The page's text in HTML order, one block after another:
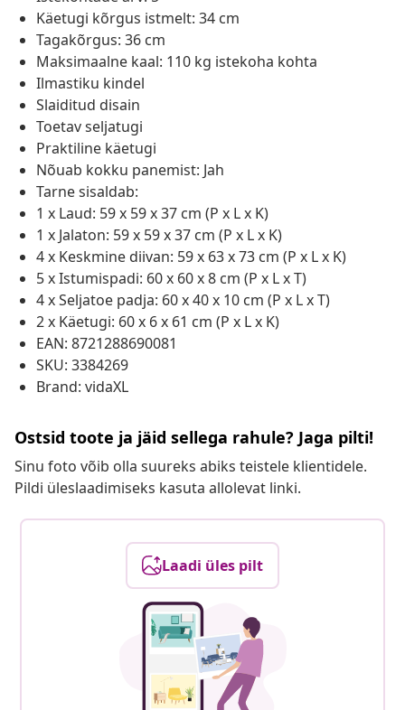
Käetugi kõrgus istmelt: 34 cm
Tagakõrgus: 36 cm
Maksimaalne kaal: 110 kg istekoha kohta
Ilmastiku kindel
Slaiditud disain
Toetav seljatugi
Praktiline käetugi
Nõuab kokku panemist: Jah
Tarne sisaldab:
1 x Laud: 59 x 59 x 37 cm (P x L x K)
1 x Jalaton: 59 x 59 x 37 cm (P x L x K)
4 x Keskmine diivan: 59 x 63 x 73 cm (P x L x K)
5 x Istumispadi: 60 x 60 x 8 cm (P x L x T)
4 x Seljatoe padja: 60 x 40 x 10 cm (P x L x T)
2 x Käetugi: 60 x 6 x 61 cm (P x L x K)
EAN: 8721288690081
SKU: 3384269
Brand: vidaXL
Ostsid toote ja jäid sellega rahule? Jaga pilti!
Sinu foto võib olla suureks abiks teistele klientidele.
Pildi üleslaadimiseks kasuta allolevat linki.
Laadi üles pilt